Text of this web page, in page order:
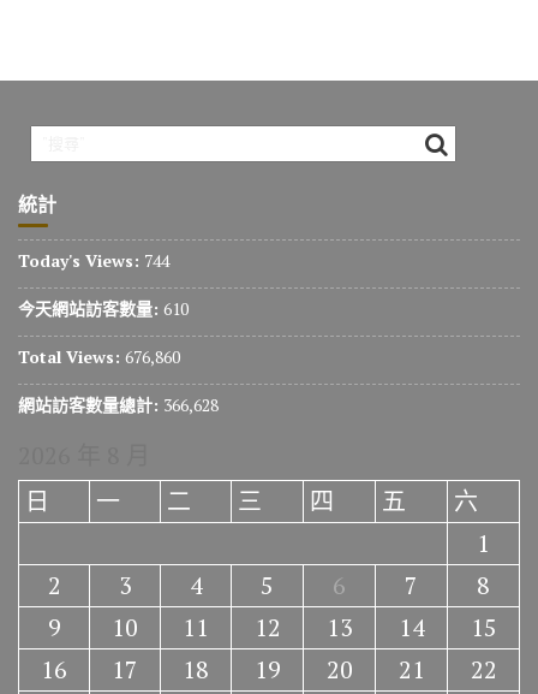
統計
Today's Views: 744
今天網站訪客數量: 610
Total Views: 676,860
網站訪客數量總計: 366,628
日
一 二 三 四 五
六
1
2
3 4 5 6 7
8
9
10 11 12 13 14
15
16
17 18 19 20 21
22